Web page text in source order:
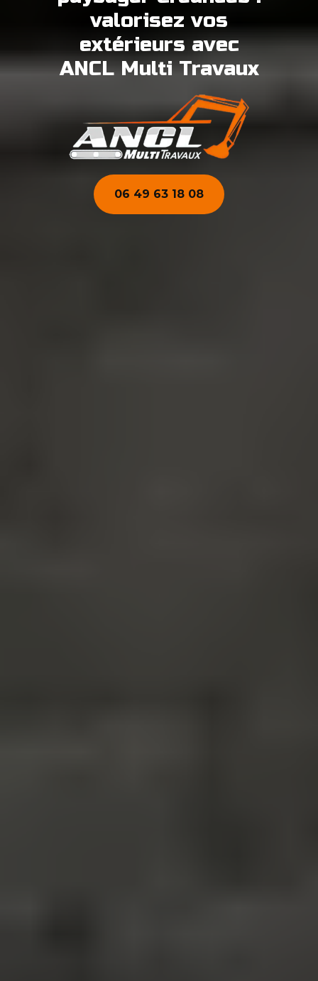
valorisez vos
extérieurs avec
ANCL Multi Travaux
06 49 63 18 08